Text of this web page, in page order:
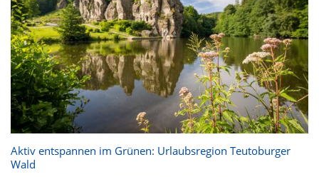
Aktiv entspannen im Grünen: Urlaubsregion Teutoburger
Wald